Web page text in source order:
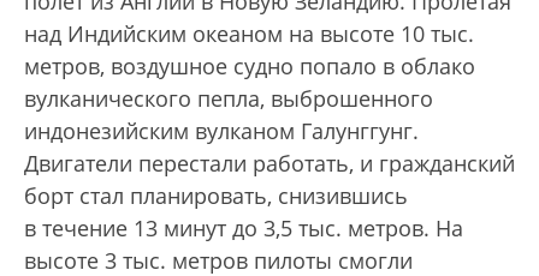
над Индийским океаном на высоте 10 тыс.
метров, воздушное судно попало в облако
вулканического пепла, выброшенного
индонезийским вулканом Галунггунг.
Двигатели перестали работать, и гражданский
борт стал планировать, снизившись
в течение 13 минут до 3,5 тыс. метров. На
высоте 3 тыс. метров пилоты смогли